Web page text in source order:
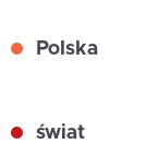
Polska
świat